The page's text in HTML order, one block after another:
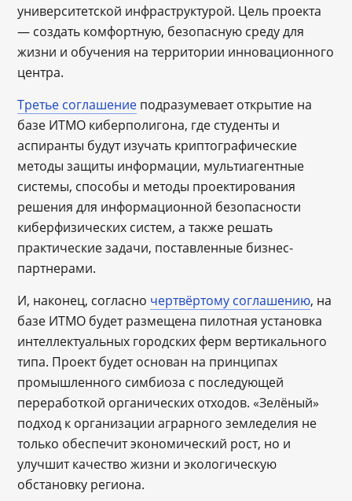
университетской инфраструктурой. Цель проекта
— создать комфортную, безопасную среду для
жизни и обучения на территории инновационного
центра.
Третье соглашение подразумевает открытие на
базе ИТМО киберполигона, где студенты и
аспиранты будут изучать криптографические
методы защиты информации, мультиагентные
системы, способы и методы проектирования
решения для информационной безопасности
киберфизических систем, а также решать
практические задачи, поставленные бизнес-
партнерами.
И, наконец, согласно чертвёртому соглашению, на
базе ИТМО будет размещена пилотная установка
интеллектуальных городских ферм вертикального
типа. Проект будет основан на принципах
промышленного симбиоза с последующей
переработкой органических отходов. «Зелёный»
подход к организации аграрного земледелия не
только обеспечит экономический рост, но и
улучшит качество жизни и экологическую
обстановку региона.